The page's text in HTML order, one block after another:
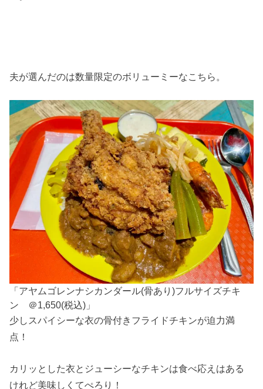
夫が選んだのは数量限定のボリューミーなこちら。
「アヤムゴレンナシカンダール(骨あり)フルサイズチキ
ン ＠1,650(税込)」
少しスパイシーな衣の骨付きフライドチキンが迫力満
点！
カリッとした衣とジューシーなチキンは食べ応えはある
けれど美味しくてぺろり！